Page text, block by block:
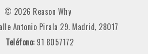
© 2026 Reason Why
Antonio Pirala 29. Madrid, 28017
Teléfono: 91 8057172